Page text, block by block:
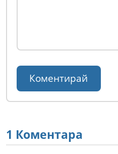
1 Коментара